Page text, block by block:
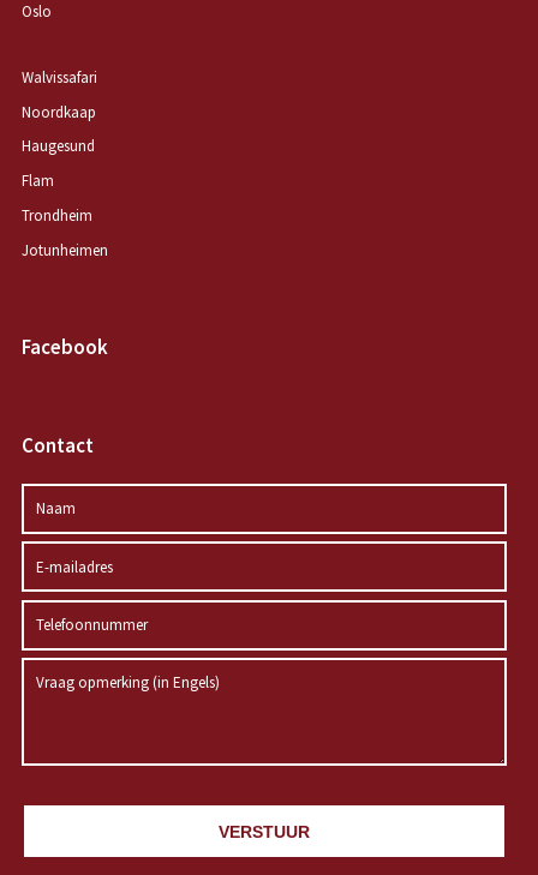
Oslo
Walvissafari
Noordkaap
Haugesund
Flam
Trondheim
Jotunheimen
Facebook
Contact
VERSTUUR